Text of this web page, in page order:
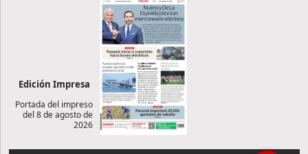
Edición Impresa
Portada del impreso
del 8 de agosto de
2026